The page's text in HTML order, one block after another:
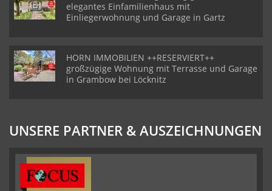
elegantes Einfamilienhaus mit
Einliegerwohnung und Garage in Gartz
HORN IMMOBILIEN ++RESERVIERT++
großzügige Wohnung mit Terrasse und Garage
in Grambow bei Löcknitz
UNSERE PARTNER & AUSZEICHNUNGEN